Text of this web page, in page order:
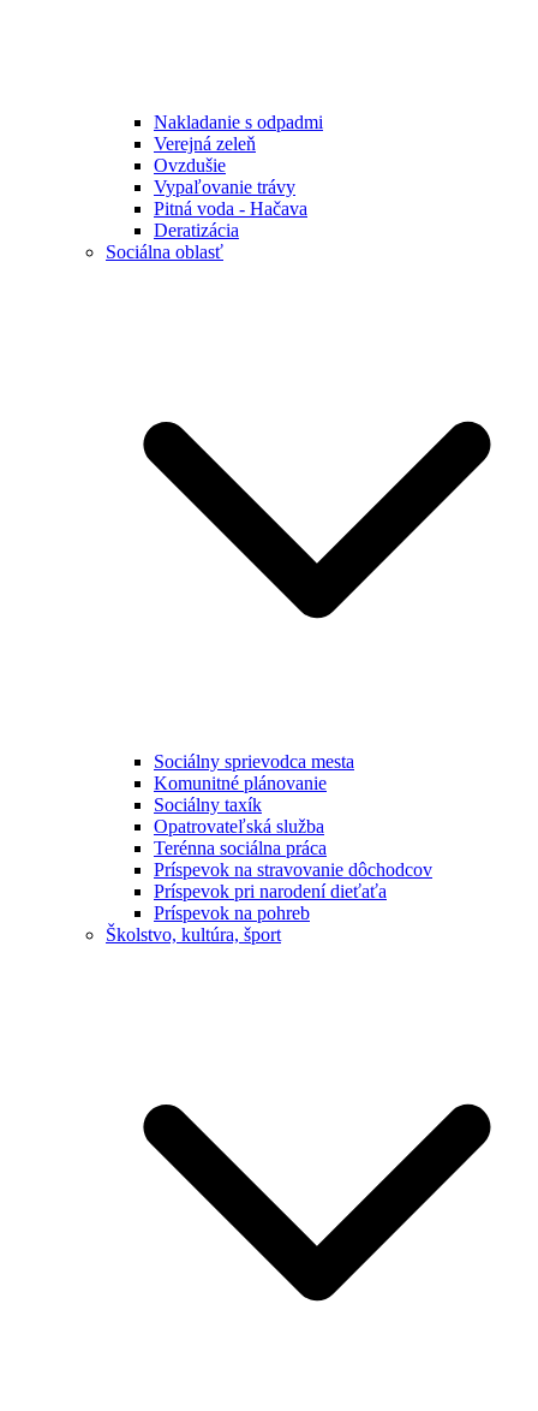
Nakladanie s odpadmi
Verejná zeleň
Ovzdušie
Vypaľovanie trávy
Pitná voda - Hačava
Deratizácia
Sociálna oblasť
Sociálny sprievodca mesta
Komunitné plánovanie
Sociálny taxík
Opatrovateľská služba
Terénna sociálna práca
Príspevok na stravovanie dôchodcov
Príspevok pri narodení dieťaťa
Príspevok na pohreb
Školstvo, kultúra, šport